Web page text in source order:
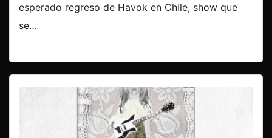
esperado regreso de Havok en Chile, show que
se…